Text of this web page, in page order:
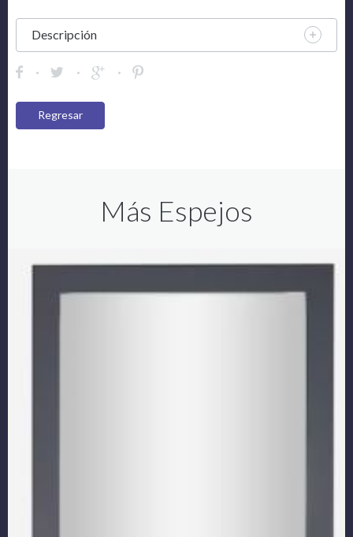
Descripción
Regresar
Más Espejos